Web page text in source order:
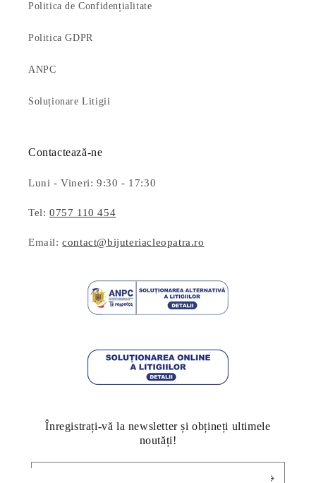
Politica de Confidențialitate
Politica GDPR
ANPC
Soluționare Litigii
Contactează-ne
Luni - Vineri: 9:30 - 17:30
Tel:0757 110 454
Email:contact@bijuteriacleopatra.ro
Înregistrați-vă la newsletter și obțineți ultimele
noutăți!